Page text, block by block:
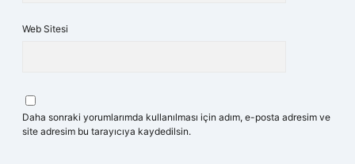
Web Sitesi
Daha sonraki yorumlarımda kullanılması için adım, e-posta adresim ve
site adresim bu tarayıcıya kaydedilsin.